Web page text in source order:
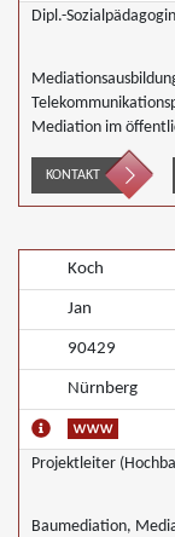
Dipl.-
Mediation im
Gruppenkonflikten,
Wirtschaftsmediation
KONTAKT
Koch
Jan
90429
Nürnberg
Projektleiter
Baumediation,